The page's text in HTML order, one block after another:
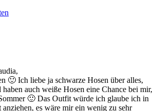
🙂 Ich liebe ja schwarze Hosen über alles,
haben auch weiße Hosen eine Chance bei mir,
🙂 Das Outfit würde ich glaube ich in
es wäre mir ein wenig zu sehr